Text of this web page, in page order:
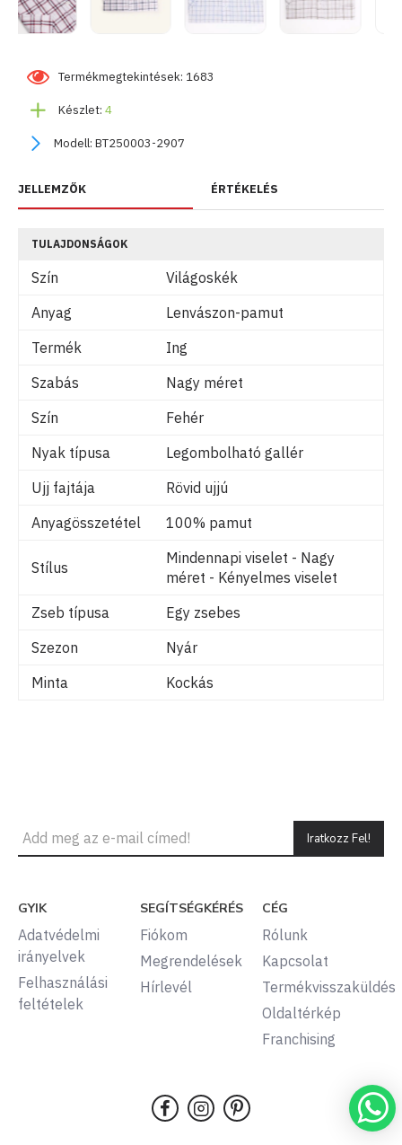
Készlet: 4
Modell: BT250003-2907
Termékmegtekintések: 1683
JELLEMZŐK ÉRTÉKELÉS
TULAJDONSÁGOK
Szín
Világoskék
Anyag
Lenvászon-pamut
Termék
Ing
Szabás
Nagy méret
Szín
Fehér
Nyak típusa
Legombolható gallér
Ujj fajtája
Rövid ujjú
Anyagösszetétel
100% pamut
Stílus
Mindennapi viselet - Nagy
méret - Kényelmes viselet
Zseb típusa
Egy zsebes
Szezon
Nyár
Minta
Kockás
Iratkozz Fel!
GYIK
Adatvédelmi
irányelvek
Felhasználási
feltételek
SEGÍTSÉGKÉRÉS
Fiókom
Megrendelések
Hírlevél
CÉG
Rólunk
Kapcsolat
Termékvisszaküldés
Oldaltérkép
Franchising